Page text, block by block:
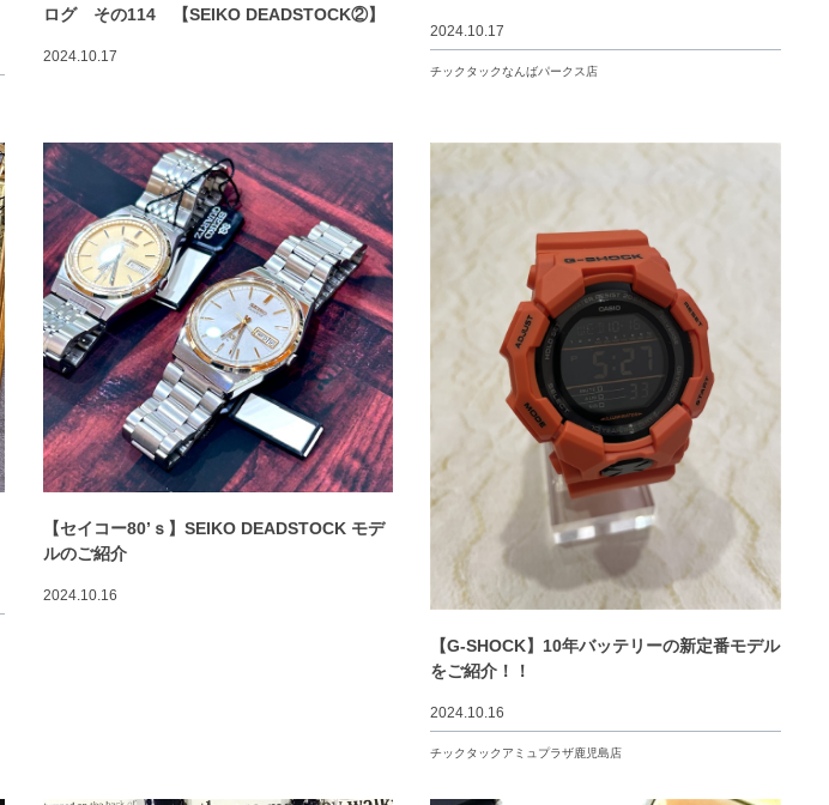
ログ その114 【SEIKO DEADSTOCK②】
2024.10.17
2024.10.17
チックタックなんばパークス店
【セイコー80’ｓ】SEIKO DEADSTOCK モデ
ルのご紹介
2024.10.16
【G-SHOCK】10年バッテリーの新定番モデル
をご紹介！！
2024.10.16
チックタックアミュプラザ鹿児島店